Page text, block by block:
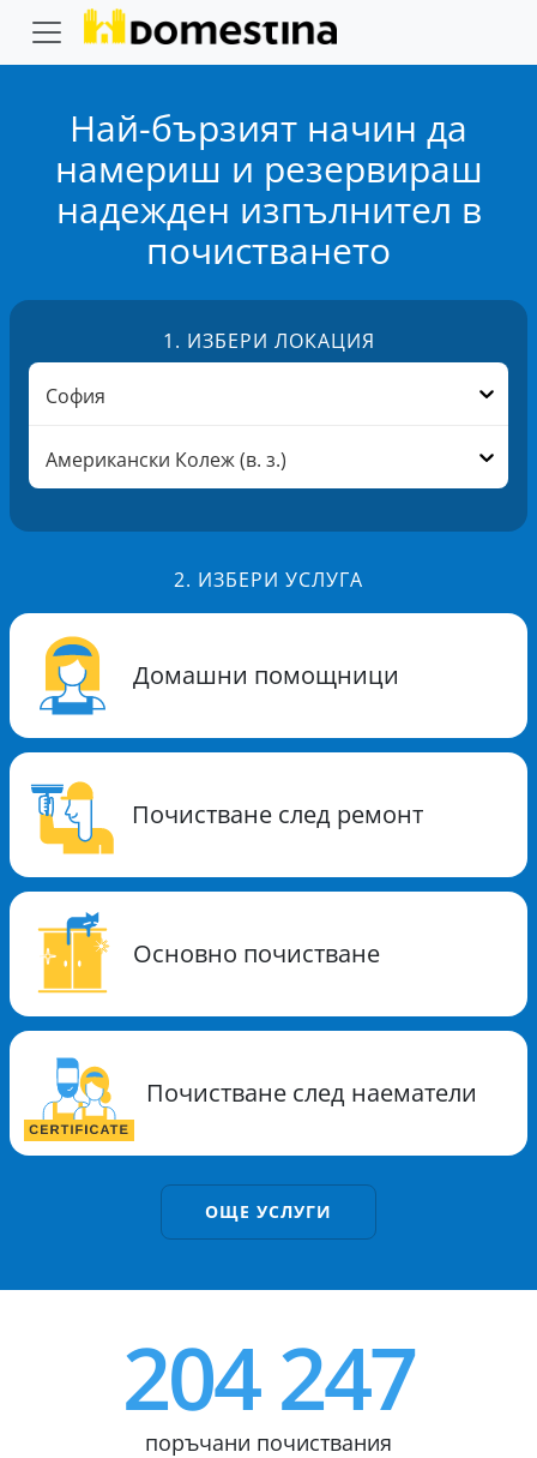
Най-бързият начин да
намериш и резервираш
надежден изпълнител в
почистването
1. ИЗБЕРИ ЛОКАЦИЯ
София
Американски Колеж (в. з.)
2. ИЗБЕРИ УСЛУГА
Домашни помощници
Почистване след ремонт
Основно почистване
Почистване след наематели
ОЩЕ УСЛУГИ
204 247
поръчани почиствания